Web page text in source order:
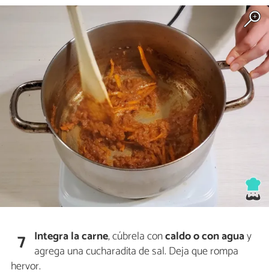
7 Integra lacarne, cúbrela concaldo o con aguay
agrega una cucharadita de sal. Deja que rompa
hervor.